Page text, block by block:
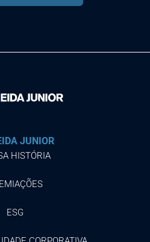
JUNIOR
HISTÓRIA
ESG